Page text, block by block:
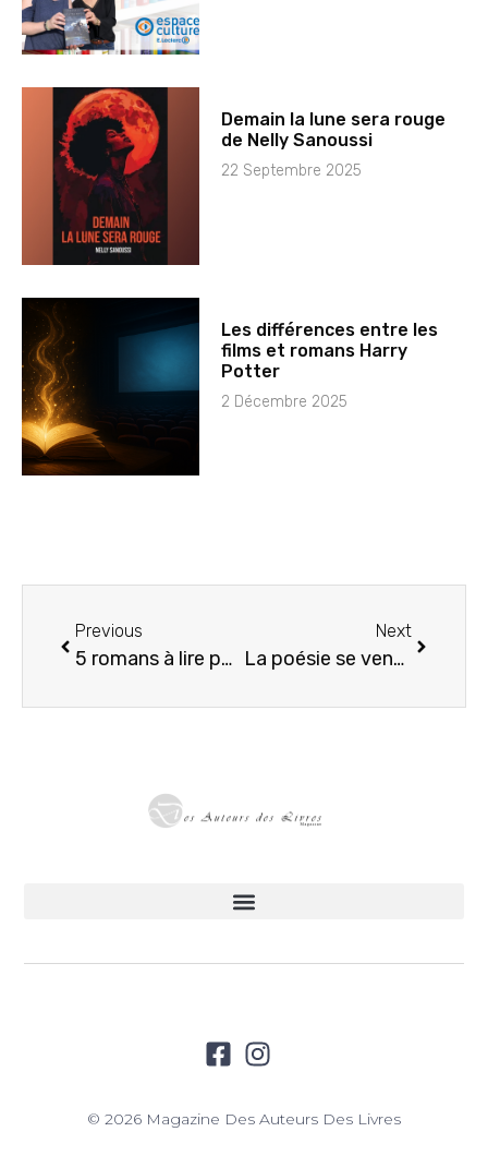
Demain la lune sera rouge
de Nelly Sanoussi
22 Septembre 2025
Les différences entre les
films et romans Harry
Potter
2 Décembre 2025
Previous
5 romans à lire pour bien commencer 2026
Next
La poésie se vend-elle toujours en 2026 ? L’état réel d’un genre qui résiste
© 2026 Magazine Des Auteurs Des Livres